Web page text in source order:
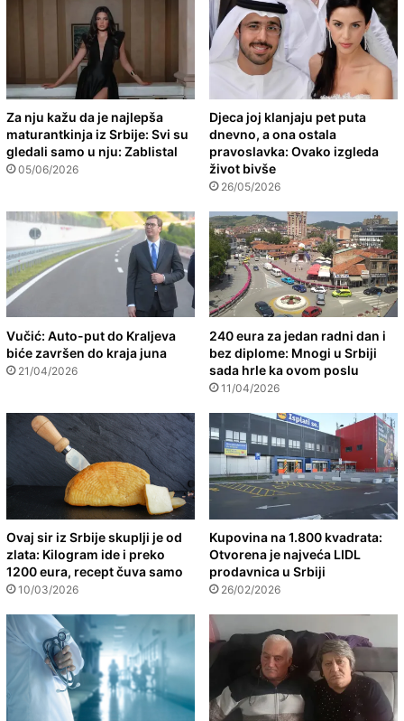
Za nju kažu da je najlepša
maturantkinja iz Srbije: Svi su
gledali samo u nju: Zablistal
05/06/2026
Djeca joj klanjaju pet puta
dnevno, a ona ostala
pravoslavka: Ovako izgleda
život bivše
26/05/2026
Vučić: Auto-put do Kraljeva
biće završen do kraja juna
21/04/2026
240 eura za jedan radni dan i
bez diplome: Mnogi u Srbiji
sada hrle ka ovom poslu
11/04/2026
Ovaj sir iz Srbije skuplji je od
zlata: Kilogram ide i preko
1200 eura, recept čuva samo
10/03/2026
Kupovina na 1.800 kvadrata:
Otvorena je najveća LIDL
prodavnica u Srbiji
26/02/2026